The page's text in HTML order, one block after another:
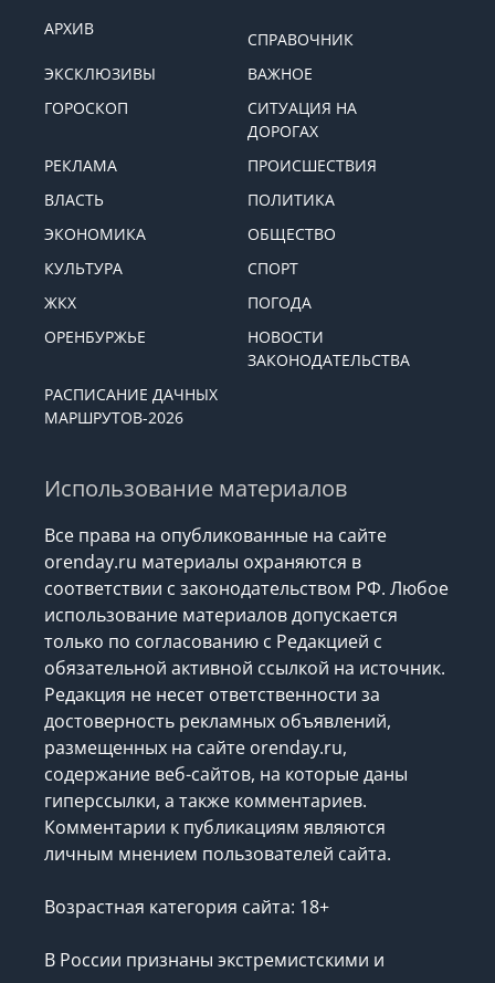
АРХИВ
СПРАВОЧНИК
ЭКСКЛЮЗИВЫ
ВАЖНОЕ
ГОРОСКОП
СИТУАЦИЯ НА
ДОРОГАХ
РЕКЛАМА
ПРОИСШЕСТВИЯ
ВЛАСТЬ
ПОЛИТИКА
ЭКОНОМИКА
ОБЩЕСТВО
КУЛЬТУРА
СПОРТ
ЖКХ
ПОГОДА
ОРЕНБУРЖЬЕ
НОВОСТИ
ЗАКОНОДАТЕЛЬСТВА
РАСПИСАНИЕ ДАЧНЫХ
МАРШРУТОВ-2026
Использование материалов
Все права на опубликованные на сайте
orenday.ru материалы охраняются в
соответствии с законодательством РФ. Любое
использование материалов допускается
только по согласованию с Редакцией с
обязательной активной ссылкой на источник.
Редакция не несет ответственности за
достоверность рекламных объявлений,
размещенных на сайте orenday.ru,
содержание веб-сайтов, на которые даны
гиперссылки, а также комментариев.
Комментарии к публикациям являются
личным мнением пользователей сайта.
Возрастная категория сайта: 18+
В России признаны экстремистскими и